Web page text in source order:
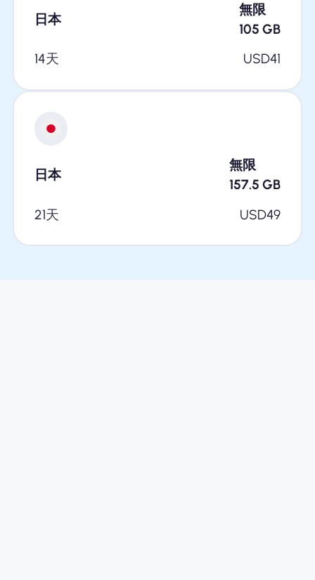
日本
無限
105 GB
14天
USD41
日本
無限
157.5 GB
21天
USD49